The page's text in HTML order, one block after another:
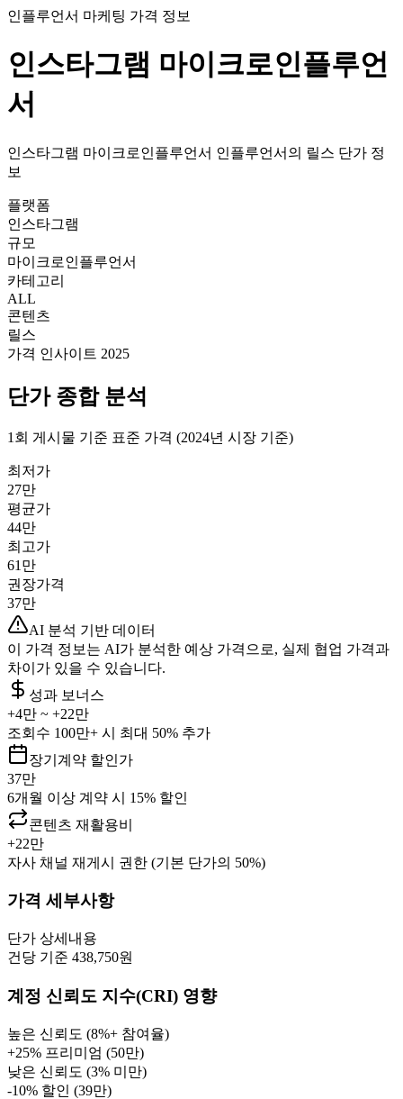
인플루언서 마케팅 가격 정보
인스타그램 마이크로인플루언
서
인스타그램 마이크로인플루언서 인플루언서의 릴스 단가 정
보
플랫폼
인스타그램
규모
마이크로인플루언서
카테고리
ALL
콘텐츠
릴스
가격 인사이트 2025
단가종합 분석
1회 게시물 기준 표준 가격 (2024년 시장 기준)
최저가
27만
평균가
44만
최고가
61만
권장가격
37만
AI 분석 기반 데이터
이 가격 정보는 AI가 분석한 예상 가격으로, 실제 협업 가격과
차이가 있을 수 있습니다.
성과 보너스
+4만 ~ +22만
조회수 100만+ 시 최대 50% 추가
장기계약 할인가
37만
6개월 이상 계약 시 15% 할인
콘텐츠 재활용비
+22만
자사 채널 재게시 권한 (기본 단가의 50%)
가격 세부사항
단가 상세내용
건당 기준 438,750원
계정 신뢰도 지수(CRI) 영향
높은 신뢰도 (8%+ 참여율)
+25% 프리미엄 (50만)
낮은 신뢰도 (3% 미만)
-10% 할인 (39만)